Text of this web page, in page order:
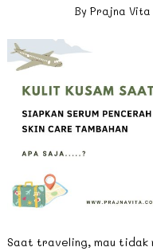
By Prajna Vita
Saat traveling, mau tidak